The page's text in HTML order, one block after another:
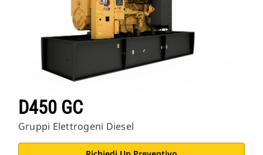
D450 GC
Gruppi Elettrogeni Diesel